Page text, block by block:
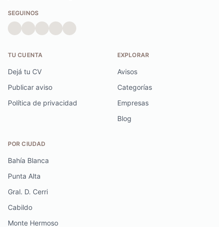
SEGUINOS
TU CUENTA
Dejá tu CV
Publicar aviso
Política de privacidad
EXPLORAR
Avisos
Categorías
Empresas
Blog
POR CIUDAD
Bahía Blanca
Punta Alta
Gral. D. Cerri
Cabildo
Monte Hermoso